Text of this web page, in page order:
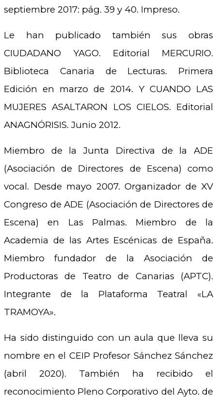
septiembre 2017: pág. 39 y 40. Impreso.
Le han publicado también sus obras
CIUDADANO YAGO. Editorial MERCURIO.
Biblioteca Canaria de Lecturas. Primera
Edición en marzo de 2014. Y CUANDO LAS
MUJERES ASALTARON LOS CIELOS. Editorial
ANAGNÓRISIS. Junio 2012.
Miembro de la Junta Directiva de la ADE
(Asociación de Directores de Escena) como
vocal. Desde mayo 2007. Organizador de XV
Congreso de ADE (Asociación de Directores de
Escena) en Las Palmas. Miembro de la
Academia de las Artes Escénicas de España.
Miembro fundador de la Asociación de
Productoras de Teatro de Canarias (APTC).
Integrante de la Plataforma Teatral «LA
TRAMOYA».
Ha sido distinguido con un aula que lleva su
nombre en el CEIP Profesor Sánchez Sánchez
(abril 2020). También ha recibido el
reconocimiento Pleno Corporativo del Ayto. de